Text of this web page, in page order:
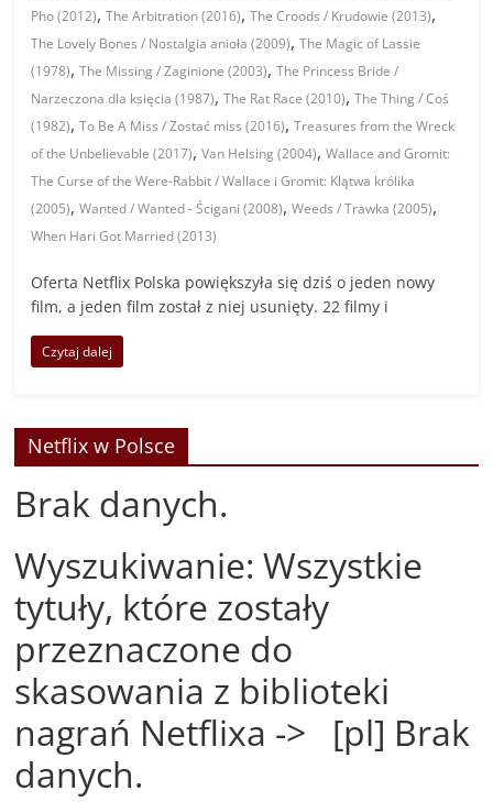
Pho (2012),The Arbitration (2016),The Croods / Krudowie (2013),
The Lovely Bones / Nostalgia anioła (2009),The Magic of Lassie
(1978),The Missing / Zaginione (2003),The Princess Bride /
Narzeczona dla księcia (1987),The Rat Race (2010),The Thing / Coś
(1982),To Be A Miss / Zostać miss (2016),Treasures from the Wreck
of the Unbelievable (2017),Van Helsing (2004),Wallace and Gromit:
The Curse of the Were-Rabbit / Wallace i Gromit: Klątwa królika
(2005),Wanted / Wanted - Ścigani (2008),Weeds / Trawka (2005),
When Hari Got Married (2013)
Oferta Netflix Polska powiększyła się dziś o jeden nowy
film, a jeden film został z niej usunięty. 22 filmy i
Czytaj dalej
Netflix w Polsce
Brak danych.
Wyszukiwanie: Wszystkie
tytuły, które zostały
przeznaczone do
skasowania z biblioteki
nagrań Netflixa -> [pl] Brak
danych.